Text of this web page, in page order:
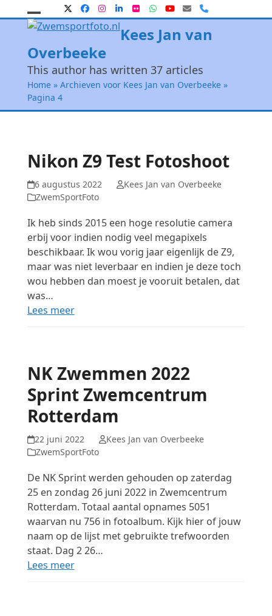
to
TwitterFacebook
Instagram
LinkedIn
FlickrWhatsapp
YouTube
E-
mail
Phone
Open
mobile
menu
Close
mobile
menu
Kees Jan van
Overbeeke
This author has written 37 articles
Home» Archieven voor Kees Jan van Overbeeke»
Pagina 4
Nikon Z9 Test Fotoshoot
6 augustus 2022
Kees Jan van Overbeeke
ZwemSportFoto
Ik heb sinds 2015 een hoge resolutie camera
erbij voor indien nodig veel megapixels
beschikbaar. Ik wou vorig jaar eigenlijk de Z9,
maar was niet leverbaar en indien je deze toch
wou hebben dan moest je vooruit betalen, dat
was…
Lees meer
NK Zwemmen 2022
Sprint Zwemcentrum
Rotterdam
22 juni 2022
Kees Jan van Overbeeke
ZwemSportFoto
De NK Sprint werden gehouden op zaterdag
25 en zondag 26 juni 2022 in Zwemcentrum
Rotterdam. Totaal aantal opnames 5051
waarvan nu 756 in fotoalbum. Kijk hier of jouw
naam op de lijst met gebruikte trefwoorden
staat. Dag 2 26…
Lees meer